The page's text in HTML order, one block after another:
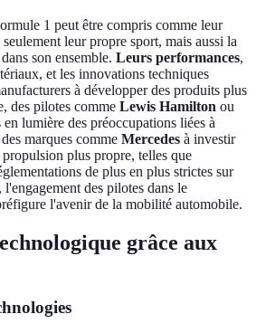
1 peut être compris comme leur
leur propre sport, mais aussi la
dans son ensemble. Leurs performances,
et les innovations techniques
à développer des produits plus
des pilotes comme Lewis Hamilton ou
en lumière des préoccupations liées à
marques comme Mercedes à investir
plus propre, telles que
de plus en plus strictes sur
des pilotes dans le
l'avenir de la mobilité automobile.
grâce aux